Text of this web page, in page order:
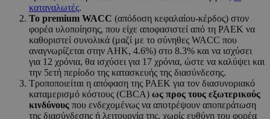
καταναλωτές.
Το premium WACC (απόδοση κεφαλαίου-κέρδος) στον
φορέα υλοποίησης, που είχε αποφασιστεί από τη ΡΑΕΚ να
καθοριστεί συνολικά (μαζί με το σύνηθες WACC που
αναγνωρίζεται στην ΑΗΚ, 4.6%) στο 8.3% και να ισχύσει
για 12 χρόνια, θα ισχύσει για 17 χρόνια, ώστε να καλύψει και
την 5ετή περίοδο της κατασκευής της διασύνδεσης.
Τροποποιείται η απόφαση της ΡΑΕΚ για τον διασυνοριακό
καταμερισμό κόστους (CBCA) ως προς τους εξωτερικούς
κινδύνους που ενδεχομένως να αποτρέψουν αποπεράτωση
της διασύνδεσης ή λειτουργία της, χωρίς ευθύνη του φορέα